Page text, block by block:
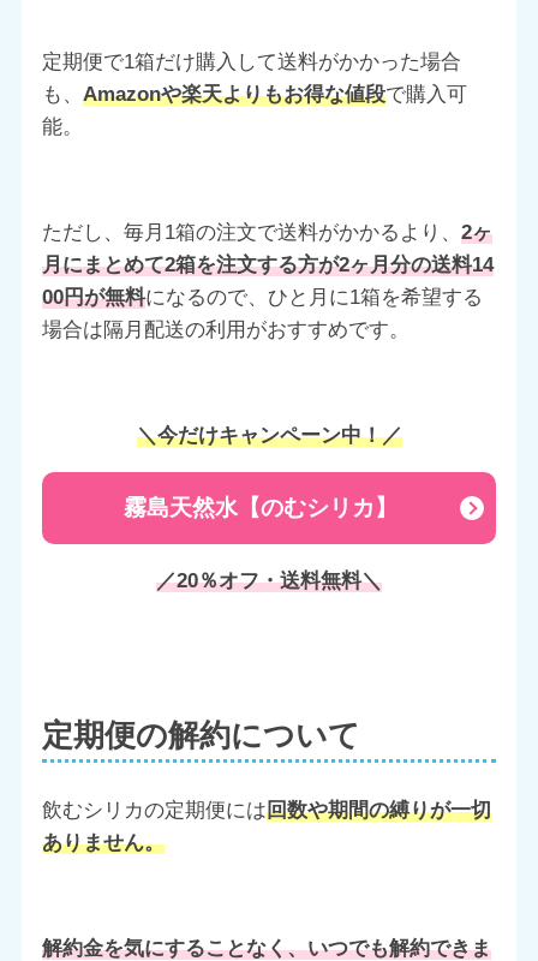
定期便で1箱だけ購入して送料がかかった場合
も、 Amazonや楽天よりもお得な値段で購入可
能。
ただし、毎月1箱の注文で送料がかかるより、 2ヶ
月にまとめて2箱を注文する方が2ヶ月分の送料14
00円が無料になるので、ひと月に1箱を希望する
場合は隔月配送の利用がおすすめです。
＼今だけキャンペーン中！／
霧島天然水【のむシリカ】
／20％オフ・送料無料＼
定期便の解約について
飲むシリカの定期便には回数や期間の縛りが一切
ありません。
解約金を気にすることなく、いつでも解約できま